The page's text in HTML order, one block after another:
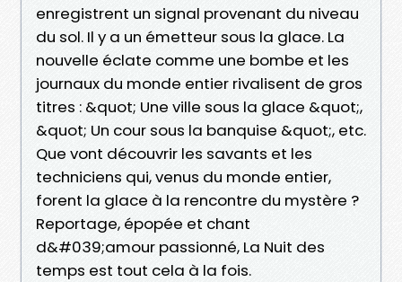
enregistrent un signal provenant du niveau
du sol. Il y a un émetteur sous la glace. La
nouvelle éclate comme une bombe et les
journaux du monde entier rivalisent de gros
titres : &quot; Une ville sous la glace &quot;,
&quot; Un cour sous la banquise &quot;, etc.
Que vont découvrir les savants et les
techniciens qui, venus du monde entier,
forent la glace à la rencontre du mystère ?
Reportage, épopée et chant
d&#039;amour passionné, La Nuit des
temps est tout cela à la fois.